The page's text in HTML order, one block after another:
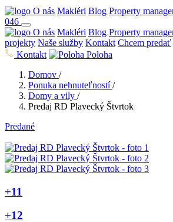
O nás Makléri Blog Property
046
O nás Makléri Blog Property
projekty Naše služby Kontakt Chcem predať
Kontakt
Poloha
Domov /
Ponuka nehnuteľností /
Domy a vily /
Predaj RD Plavecký Štvrtok
Predané
+11
+12